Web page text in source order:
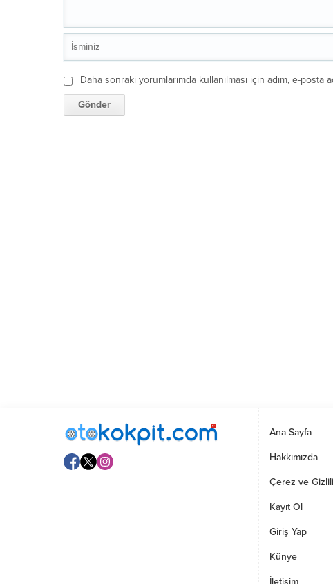
Daha sonraki yorumlarımda kullanılması için adım, e-
Ana Sayfa
Hakkımızda
Çerez ve
Kayıt Ol
Giriş Yap
Künye
İletişim